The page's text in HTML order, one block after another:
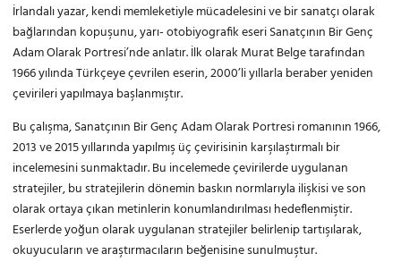
İrlandalı yazar, kendi memleketiyle mücadelesini ve bir sanatçı olarak
bağlarından kopuşunu, yarı- otobiyografik eseri Sanatçının Bir Genç
Adam Olarak Portresi’nde anlatır. İlk olarak Murat Belge tarafından
1966 yılında Türkçeye çevrilen eserin, 2000’li yıllarla beraber yeniden
çevirileri yapılmaya başlanmıştır.
Bu çalışma, Sanatçının Bir Genç Adam Olarak Portresi romanının 1966,
2013 ve 2015 yıllarında yapılmış üç çevirisinin karşılaştırmalı bir
incelemesini sunmaktadır. Bu incelemede çevirilerde uygulanan
stratejiler, bu stratejilerin dönemin baskın normlarıyla ilişkisi ve son
olarak ortaya çıkan metinlerin konumlandırılması hedeflenmiştir.
Eserlerde yoğun olarak uygulanan stratejiler belirlenip tartışılarak,
okuyucuların ve araştırmacıların beğenisine sunulmuştur.